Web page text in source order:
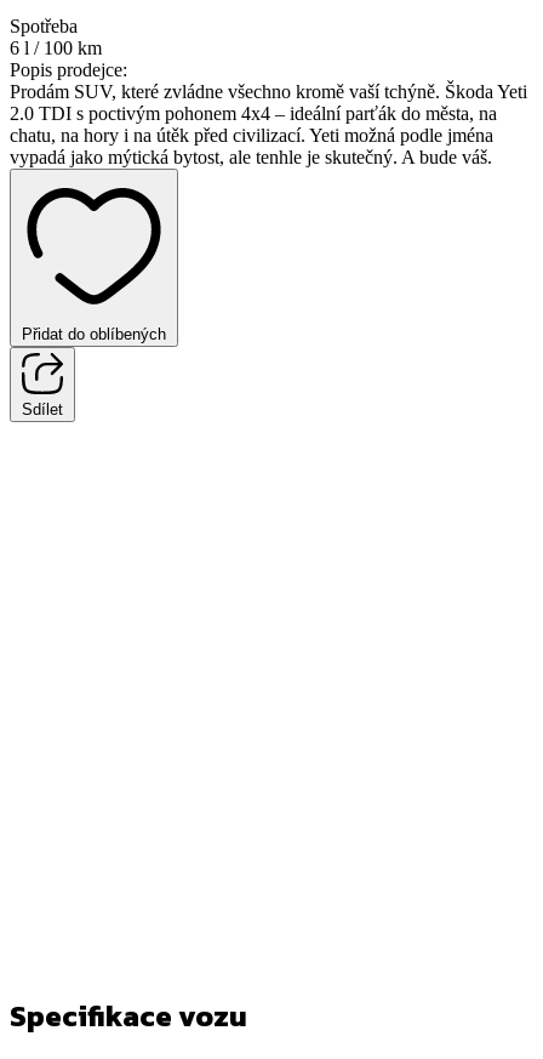
Spotřeba
6 l / 100 km
Popis prodejce:
Prodám SUV, které zvládne všechno kromě vaší tchýně. Škoda Yeti
2.0 TDI s poctivým pohonem 4x4 – ideální parťák do města, na
chatu, na hory i na útěk před civilizací. Yeti možná podle jména
vypadá jako mýtická bytost, ale tenhle je skutečný. A bude váš.
Přidat do oblíbených
Sdílet
Specifikace vozu